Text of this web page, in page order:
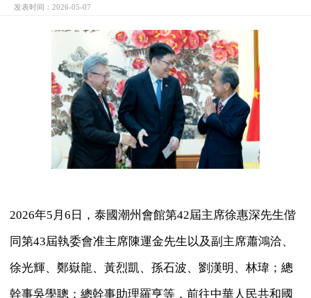
发表时间：2026-05-07
2026年5月6日，泰國潮州會館第42屆主席徐惠深先生偕
同第43屆執委會准主席陳運金先生以及副主席蕭鴻洽、
徐光輝、鄭嶽龍、黃烈凱、孫石波、劉漢明、林瑋；總
幹事吳學聰；總幹事助理羅亨等，前往中華人民共和國